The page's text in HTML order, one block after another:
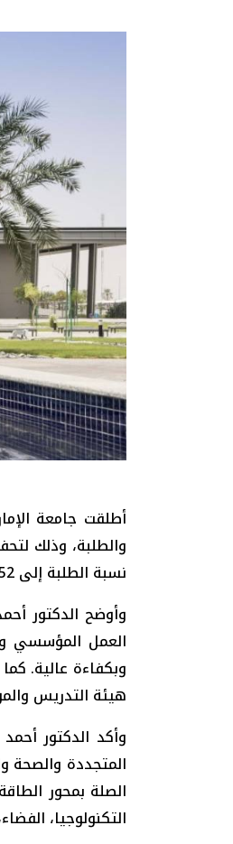
نسبة الطلبة إلى 52%، بينما وصلت نسبة أعضاء هيئة التدريس إلى 28% وتضاعفت مشاركة موظفي الجامعة إلى 20% عن الدورة السابقة.
وأوضح الدكتور
العمل المؤسسي
وبكفاءة عالية.
هيئة التدريس
المتجددة والصحة
التكنولوجيا، الفضاء، مصادر